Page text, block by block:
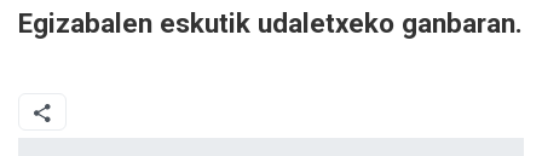
Egizabalen eskutik udaletxeko ganbaran.